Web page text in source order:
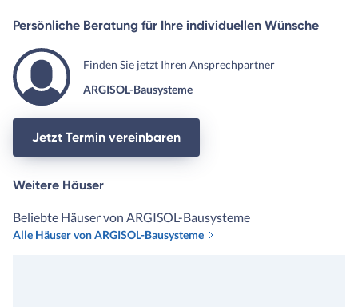
Persönliche Beratung für Ihre individuellen Wünsche
Finden Sie jetzt Ihren Ansprechpartner
ARGISOL-Bausysteme
Jetzt Termin vereinbaren
Weitere Häuser
Beliebte Häuser von ARGISOL-Bausysteme
Alle Häuser von ARGISOL-Bausysteme